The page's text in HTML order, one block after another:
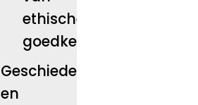
ethische
goedkeuring
Geschiedenis
en